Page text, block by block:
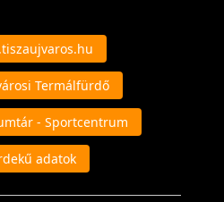
Termálfürdő
- Sportcentrum
adatok